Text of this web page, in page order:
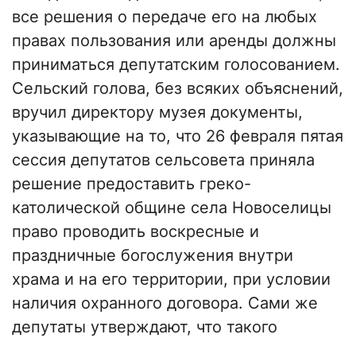
все решения о передаче его на любых
правах пользования или аренды должны
приниматься депутатским голосованием.
Сельский голова, без всяких объяснений,
вручил директору музея документы,
указывающие на то, что 26 февраля пятая
сессия депутатов сельсовета приняла
решение предоставить греко-
католической общине села Новоселицы
право проводить воскресные и
праздничные богослужения внутри
храма и на его территории, при условии
наличия охранного договора. Сами же
депутаты утверждают, что такого